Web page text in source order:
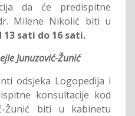
da će predispitne
Milene Nikolić biti u
13 sati do 16 sati.
Junuzović-Žunić
odsjeka Logopedija i
konsultacije kod
Žunić biti u kabinetu